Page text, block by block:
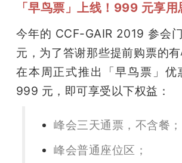
「早鸟票」上线！999 元享
今年的 CCF-GAIR 2019 参会
元，为了答谢那些提前购票的
在本周正式推出「早鸟票」优
999 元，即可享受以下权益：
峰会三天通票，不含餐；
峰会普通座位区；